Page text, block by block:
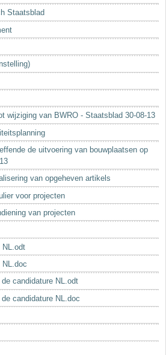
Staatsblad
wijziging van BWRO - Staatsblad 30-08-13
de uitvoering van bouwplaatsen op
van opgeheven artikels
voor projecten
van projecten
NL.odt
NL.doc
candidature NL.odt
candidature NL.doc